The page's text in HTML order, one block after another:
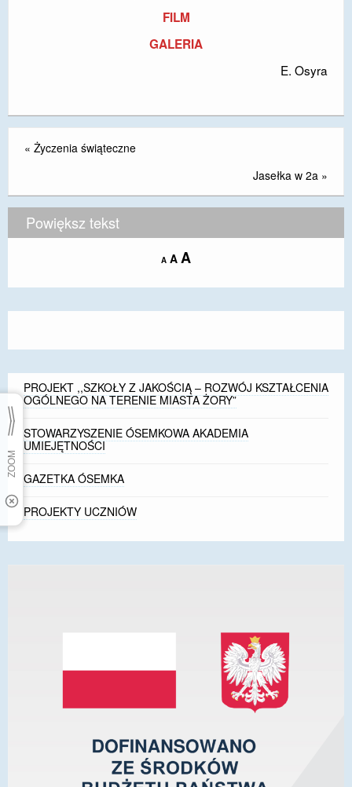
FILM
GALERIA
E. Osyra
« Życzenia świąteczne
Jasełka w 2a »
Powiększ tekst
A Decrease
size.
A Reset
size.
AIncrease
size.
PROJEKT ,,SZKOŁY Z JAKOŚCIĄ – ROZWÓJ KSZTAŁCENIA
OGÓLNEGO NA TERENIE MIASTA ŻORY”
STOWARZYSZENIE ÓSEMKOWA AKADEMIA
UMIEJĘTNOŚCI
GAZETKA ÓSEMKA
PROJEKTY UCZNIÓW